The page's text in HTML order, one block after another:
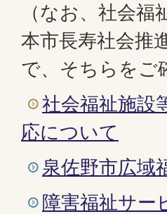
（なお、社会
本市長寿社会推
で、そちらをご
社会福祉施設
応について
泉佐野市広域
障害福祉サー